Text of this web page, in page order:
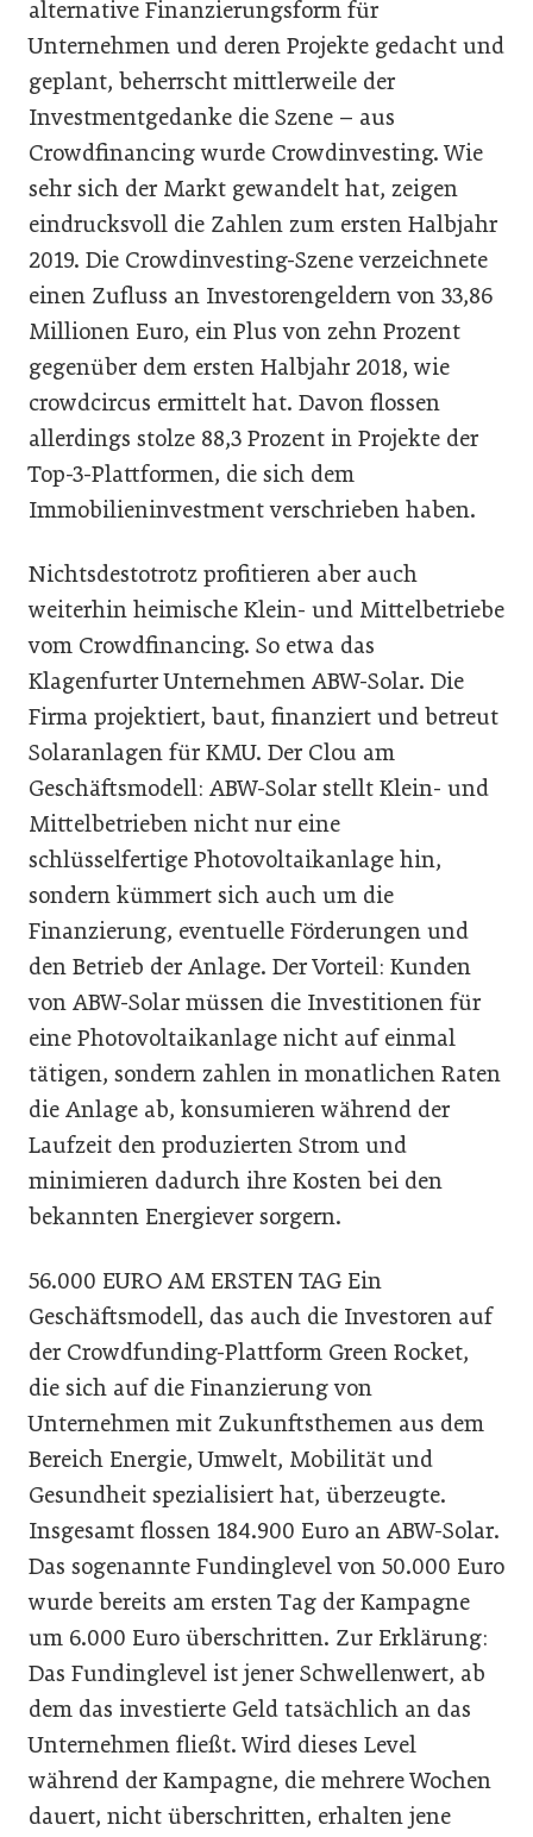
alternative Finanzierungsform für
Unternehmen und deren Projekte gedacht und
geplant, beherrscht mittlerweile der
Investmentgedanke die Szene – aus
Crowdfinancing wurde Crowdinvesting. Wie
sehr sich der Markt gewandelt hat, zeigen
eindrucksvoll die Zahlen zum ersten Halbjahr
2019. Die Crowdinvesting-Szene verzeichnete
einen Zufluss an Investorengeldern von 33,86
Millionen Euro, ein Plus von zehn Prozent
gegenüber dem ersten Halbjahr 2018, wie
crowdcircus ermittelt hat. Davon flossen
allerdings stolze 88,3 Prozent in Projekte der
Top-3-Plattformen, die sich dem
Immobilieninvestment verschrieben haben.
Nichtsdestotrotz profitieren aber auch
weiterhin heimische Klein- und Mittelbetriebe
vom Crowdfinancing. So etwa das
Klagenfurter Unternehmen ABW-Solar. Die
Firma projektiert, baut, finanziert und betreut
Solaranlagen für KMU. Der Clou am
Geschäftsmodell: ABW-Solar stellt Klein- und
Mittelbetrieben nicht nur eine
schlüsselfertige Photovoltaikanlage hin,
sondern kümmert sich auch um die
Finanzierung, eventuelle Förderungen und
den Betrieb der Anlage. Der Vorteil: Kunden
von ABW-Solar müssen die Investitionen für
eine Photovoltaikanlage nicht auf einmal
tätigen, sondern zahlen in monatlichen Raten
die Anlage ab, konsumieren während der
Laufzeit den produzierten Strom und
minimieren dadurch ihre Kosten bei den
bekannten Energiever sorgern.
56.000 EURO AM ERSTEN TAG Ein
Geschäftsmodell, das auch die Investoren auf
der Crowdfunding-Plattform Green Rocket,
die sich auf die Finanzierung von
Unternehmen mit Zukunftsthemen aus dem
Bereich Energie, Umwelt, Mobilität und
Gesundheit spezialisiert hat, überzeugte.
Insgesamt flossen 184.900 Euro an ABW-Solar.
Das sogenannte Fundinglevel von 50.000 Euro
wurde bereits am ersten Tag der Kampagne
um 6.000 Euro überschritten. Zur Erklärung:
Das Fundinglevel ist jener Schwellenwert, ab
dem das investierte Geld tatsächlich an das
Unternehmen fließt. Wird dieses Level
während der Kampagne, die mehrere Wochen
dauert, nicht überschritten, erhalten jene